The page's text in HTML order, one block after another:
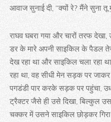
आवाज सुनाई दी, “क्यों रे? मैंने सुना
राघव घबरा गया और चारों तरफ
डर के मारे अपनी साइकिल के पैडल
देख रहा था और साइकिल चला रहा
रहा था, वह सीधी मेन सड़क पर
पगडंडी पार करके सड़क पर पहुंचा,
ट्रैक्टर जैसे ही उसे दिखा, बिल्कुल
चक्कर में उसने साइकिल छोड़कर